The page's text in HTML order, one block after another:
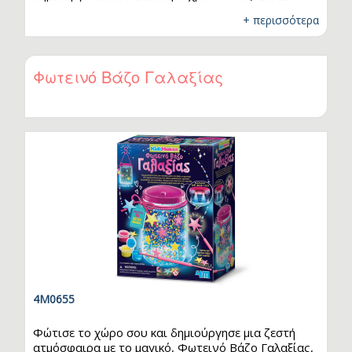
χεριών και ματιών, την αναγνώριση σχημάτων και
τις κινητικές τους ικανότητες. Τα παζλ βελτιώνουν
την παρατηρητικότητα και τις μνημονικές
ικανότητες παιδιών και ενηλίκων, ενώ ο βαθμός
δυσκολίας μπορεί να αυξηθεί ανάλογα με τον
παζλ. Κατασκευάζονται από καλής ποιότητας
χοντρό…
+ περισσότερα
Φωτεινό Βάζο Γαλαξίας
4M0655
Φώτισε το χώρο σου και δημιούργησε μια ζεστή
ατμόσφαιρα με το μαγικό, Φωτεινό Βάζο Γαλαξίας,